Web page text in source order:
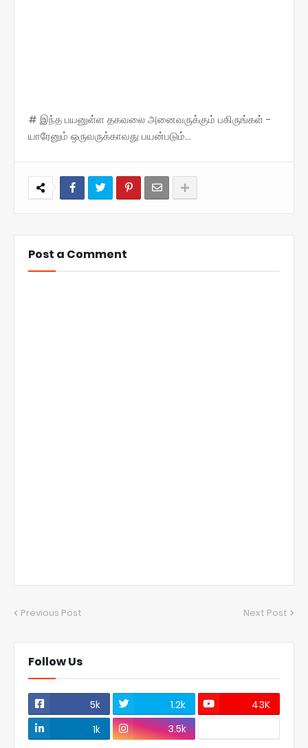
# இந்த பயனுள்ள தகவலை அனைவருக்கும் பகிருங்கள் -
யாரேனும் ஒருவருக்காவது பயன்படும்...
Post a Comment
Previous Post Next Post
Follow Us
5k 1.2k
43K
1k
3.5k